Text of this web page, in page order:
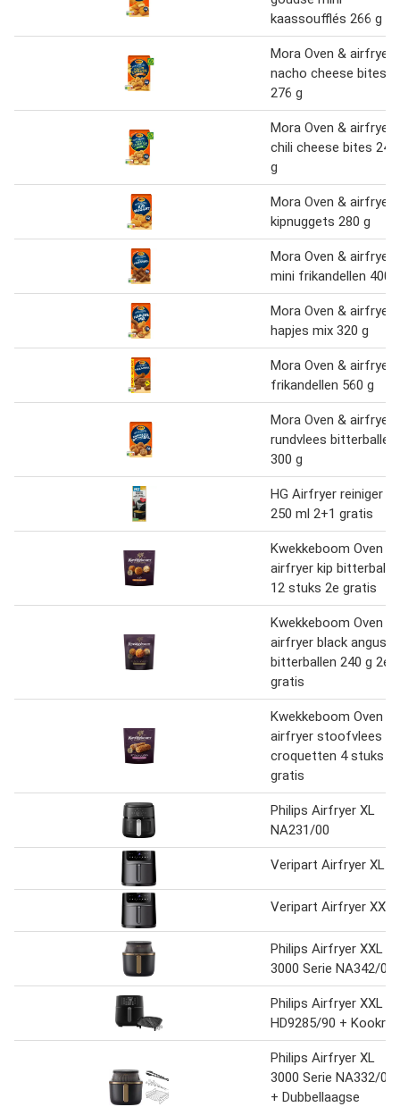
kaassoufflés 266 g
Mora Oven & airfryer
nacho cheese bites
276 g
Mora Oven & airfryer
chili cheese bites 240
g
Mora Oven & airfryer
kipnuggets 280 g
Mora Oven & airfryer
mini frikandellen 400
Mora Oven & airfryer
hapjes mix 320 g
Mora Oven & airfryer
frikandellen 560 g
Mora Oven & airfryer
rundvlees bitterballen
300 g
HG Airfryer reiniger
250 ml 2+1 gratis
Kwekkeboom Oven &
airfryer kip
12 stuks 2e gratis
Kwekkeboom Oven &
airfryer black angus
bitterballen 240 g 2e
gratis
Kwekkeboom Oven &
airfryer stoofvlees
croquetten 4 stuks
gratis
Philips Airfryer XL
NA231/00
Veripart Airfryer XL
Veripart Airfryer XXL
Philips Airfryer XXL
3000 Serie NA342/00
Philips Airfryer XXL
HD9285/90 + Kookrek
Philips Airfryer XL
3000 Serie NA332/00
+ Dubbellaagse